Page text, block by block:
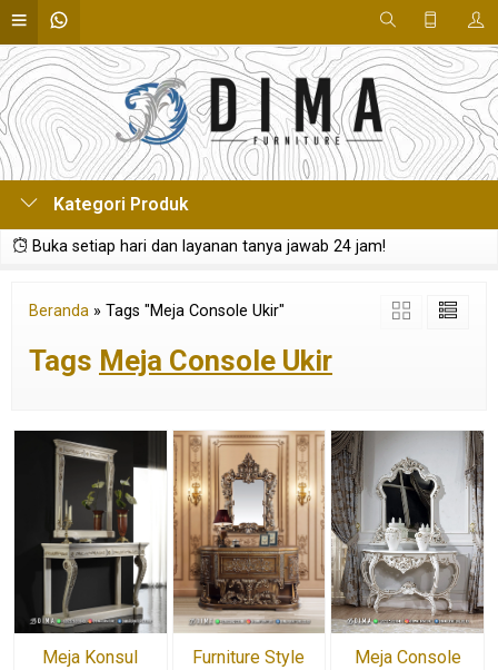
Kategori Produk
Buka setiap hari dan layanan tanya jawab 24 jam!
Beranda » Tags "Meja Console Ukir"
Tags Meja Console Ukir
Meja Konsul
Furniture Style
Meja Console